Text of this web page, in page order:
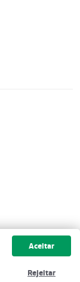
Aceitar
Rejeitar